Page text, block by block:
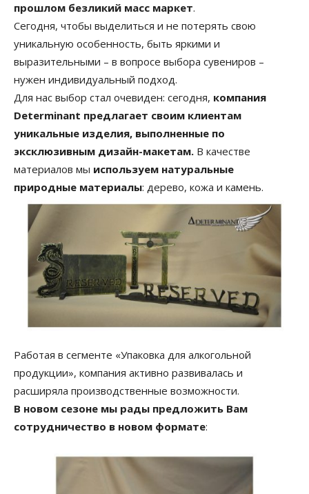
прошлом безликий масс маркет.
Сегодня, чтобы выделиться и не потерять свою
уникальную особенность, быть яркими и
выразительными – в вопросе выбора сувениров –
нужен индивидуальный подход.
Для нас выбор стал очевиден: сегодня, компания
Determinant предлагает своим клиентам
уникальные изделия, выполненные по
эксклюзивным дизайн-макетам. В качестве
материалов мы используем натуральные
природные материалы: дерево, кожа и камень.
Работая в сегменте «Упаковка для алкогольной
продукции», компания активно развивалась и
расширяла производственные возможности.
В новом сезоне мы рады предложить Вам
сотрудничество в новом формате: